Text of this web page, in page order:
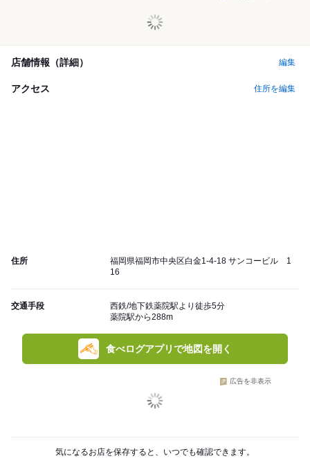
店舗情報（詳細） 編集
アクセス 住所を編集
住所
福岡県福岡市中央区白金1-4-18 サンコービル 1
16
交通手段
西鉄/地下鉄薬院駅より徒歩5分
薬院駅から288m
食べログアプリで地図を開く
広告を非表示
気になるお店を保存すると、いつでも確認できます。